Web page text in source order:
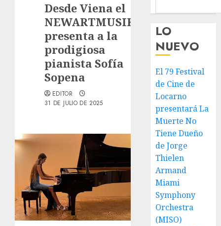
Desde Viena el
NEWARTMUSIK
presenta a la
prodigiosa
pianista Sofía
Sopena
EDITOR
31 DE JULIO DE 2025
LO
NUEVO
El 79 Festival
de Cine de
Locarno
presentará La
Muerte No
Tiene Dueño
de Jorge
Thielen
Armand
Miami
Symphony
Orchestra
(MISO)